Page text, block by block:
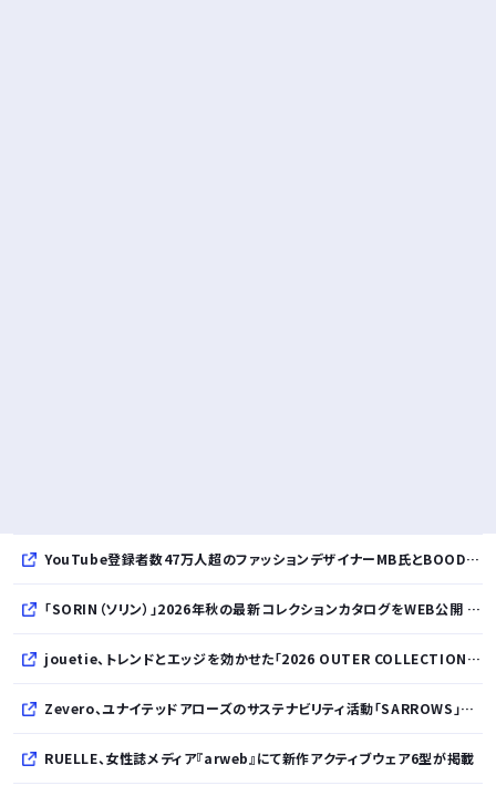
YouTube登録者数47万人超のファッションデザイナーMB氏とBOODYがコラボレーション。極上の着心地を追求した別注Tシャツが8月12日発売開始
「SORIN（ソリン）」2026年秋の最新コレクションカタログをWEB公開 「Paradox in Neutral」をテーマに秩序と反逆が共存する世界観を表現
jouetie、トレンドとエッジを効かせた「2026 OUTER COLLECTION」を公開
Zevero、ユナイテッドアローズのサステナビリティ活動「SARROWS」を支援。Scope 3排出量算定の効率化・精緻化を開始
RUELLE、女性誌メディア『arweb』にて新作アクティブウェア6型が掲載